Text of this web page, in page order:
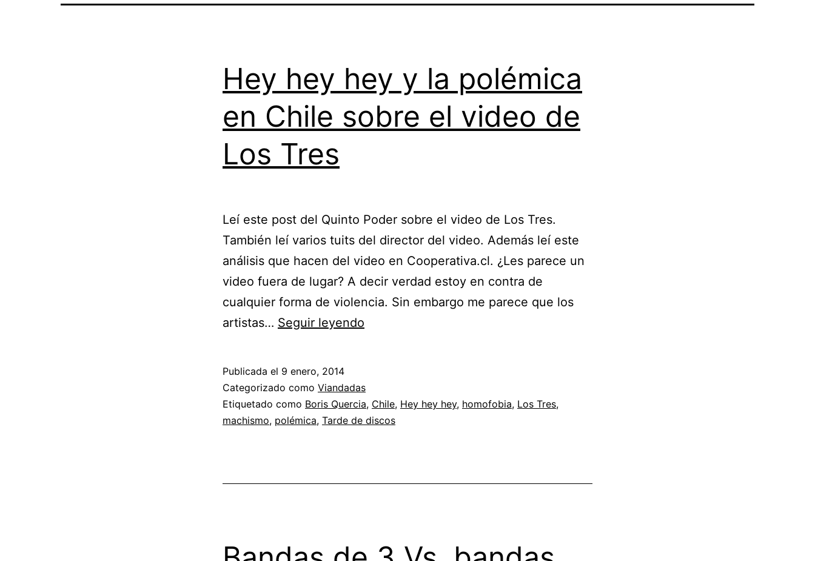
Hey hey hey y la polémica
en Chile sobre el video de
Los Tres
Leí este post del Quinto Poder sobre el video de Los Tres.
También leí varios tuits del director del video. Además leí este
análisis que hacen del video en Cooperativa.cl. ¿Les parece un
video fuera de lugar? A decir verdad estoy en contra de
cualquier forma de violencia. Sin embargo me parece que los
artistas… Seguir leyendo
y
la
polémica
sobre
Publicada el 9 enero, 2014
Categorizado como Viandadas
Etiquetado como Boris Quercia, Chile, Hey hey hey, homofobia, Los Tres,
machismo, polémica, Tarde de discos